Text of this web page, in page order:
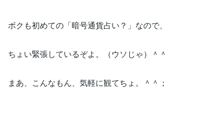
ボクも初めての「暗号通貨占い？」なので、
ちょい緊張しているぞよ。（ウソじゃ）＾＾
まあ、こんなもん、気軽に観てちょ。＾＾；